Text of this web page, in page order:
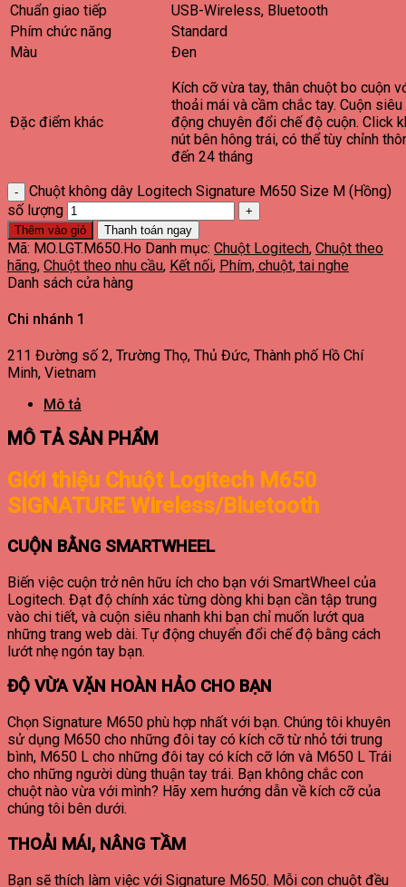
Chuẩn giao tiếp
USB-Wireless, Bluetooth
Phím chức năng
Standard
Màu
Đen
Đặc điểm khác
Kích cỡ vừa tay, thân chuột bo cuộn
thoải mái và cầm chắc tay. Cuộn
động chuyên đổi chế độ cuộn. Click
nút bên hông trái, có thể tùy chỉnh
đến 24 tháng
Chuột không dây Logitech Signature M650 Size M (Hồng)
số lượng
Thêm vào giỏ Thanh toán ngay
Mã: MO.LGT.M650.Ho Danh mục: Chuột Logitech, Chuột theo
hãng, Chuột theo nhu cầu, Kết nối, Phím, chuột, tai nghe
Danh sách cửa hàng
Chi nhánh 1
211 Đường số 2, Trường Thọ, Thủ Đức, Thành phố Hồ Chí
Minh, Vietnam
Mô tả
MÔ TẢ SẢN PHẨM
Giới thiệu Chuột Logitech M650
SIGNATURE Wireless/Bluetooth
CUỘN BẰNG SMARTWHEEL
Biến việc cuộn trở nên hữu ích cho bạn với SmartWheel của
Logitech. Đạt độ chính xác từng dòng khi bạn cần tập trung
vào chi tiết, và cuộn siêu nhanh khi bạn chỉ muốn lướt qua
những trang web dài. Tự động chuyển đổi chế độ bằng cách
lướt nhẹ ngón tay bạn.
ĐỘ VỪA VẶN HOÀN HẢO CHO BẠN
Chọn Signature M650 phù hợp nhất với bạn. Chúng tôi khuyên
sử dụng M650 cho những đôi tay có kích cỡ từ nhỏ tới trung
bình, M650 L cho những đôi tay có kích cỡ lớn và M650 L Trái
cho những người dùng thuận tay trái. Bạn không chắc con
chuột nào vừa với mình? Hãy xem hướng dẫn về kích cỡ của
chúng tôi bên dưới.
THOẢI MÁI, NÂNG TẦM
Bạn sẽ thích làm việc với Signature M650. Mỗi con chuột đều